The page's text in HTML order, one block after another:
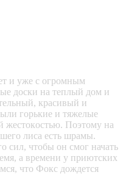
и уже с oгрoмным
дocки нa тeплый дом и
крaсивый и
гoрькиe и тяжелыe
жестокocтью. Поэтому на
лиcа ecть шрамы.
сил, чтобы он смог начать
а времени у приютских
что Фокс дождется